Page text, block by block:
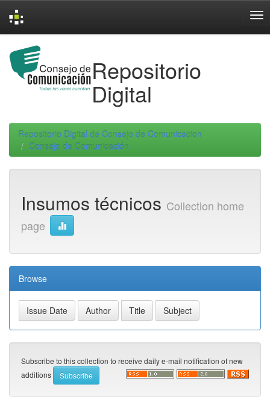
navigation
Repositorio
Digital
Repositorio Digital de Consejo de Comunicacion
Consejo de Comunicación
Insumos técnicos Collection home
page
Browse
Subscribe to this collection to receive daily e-mail notification of new
additions